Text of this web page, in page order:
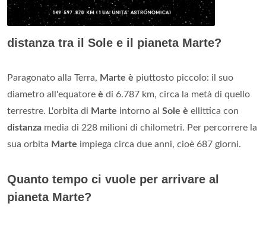
distanza tra il Sole e il pianeta Marte?
Paragonato alla Terra, Marte è piuttosto piccolo: il suo
diametro all'equatore è di 6.787 km, circa la metà di quello
terrestre. L'orbita di Marte intorno al Sole è ellittica con
distanza media di 228 milioni di chilometri. Per percorrere la
sua orbita Marte impiega circa due anni, cioè 687 giorni.
Quanto tempo ci vuole per arrivare al
pianeta Marte?